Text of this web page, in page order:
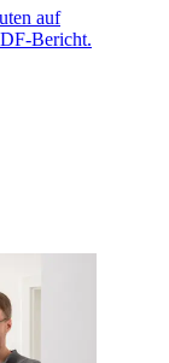
auf
Bericht.